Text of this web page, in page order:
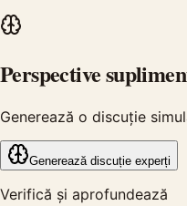
Perspective
Generează o discuție
Generează discuție experți
Verifică și aprofundează